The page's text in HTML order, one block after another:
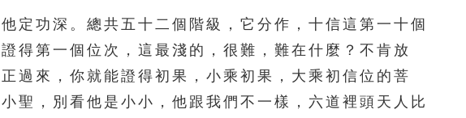
276 277 278 279 280
281 282 283 284 285
286 287 288 289 290
功深。總共五十二個階級，它分作，十信這第一十個
得第一個位次，這最淺的，很難，難在什麼？不肯放
過來，你就能證得初果，小乘初果，大乘初信位的菩
聖，別看他是小小，他跟我們不一樣，六道裡頭天人比